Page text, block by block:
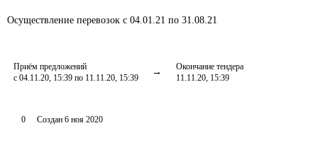
Осуществление перевозок с 04.01.21 по 31.08.21
Приём предложений
с 04.11.20, 15:39 по 11.11.20, 15:39
Окончание тендера
11.11.20, 15:39
0 Создан 6 ноя 2020